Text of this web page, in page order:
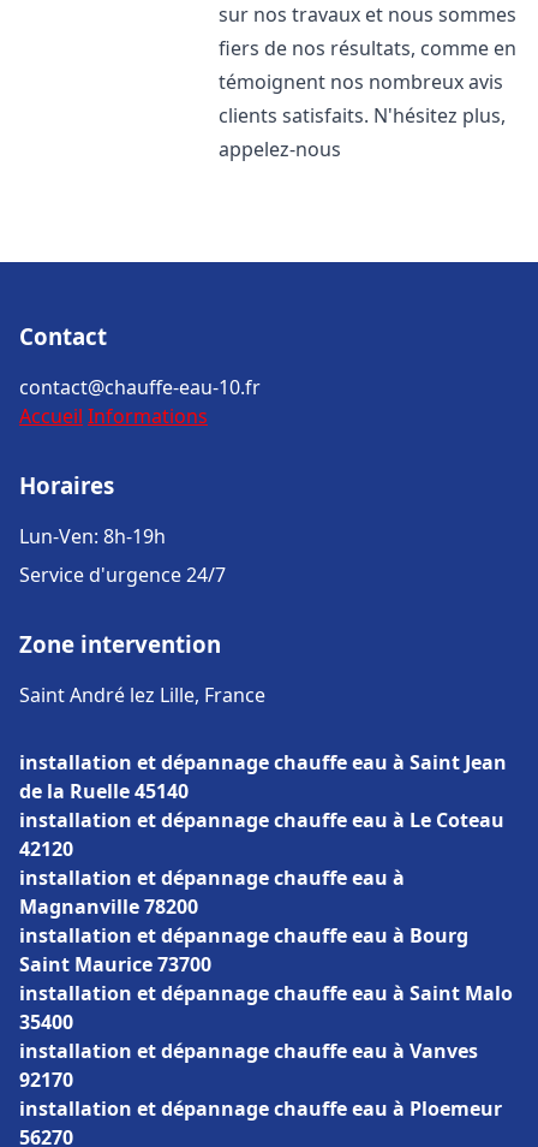
sur nos travaux et nous sommes
fiers de nos résultats, comme en
témoignent nos nombreux avis
clients satisfaits. N'hésitez plus,
appelez-nous
Contact
contact@chauffe-eau-10.fr
Accueil Informations
Horaires
Lun-Ven: 8h-19h
Service d'urgence 24/7
Zone intervention
Saint André lez Lille, France
installation et dépannage chauffe eau à Saint Jean
de la Ruelle 45140
installation et dépannage chauffe eau à Le Coteau
42120
installation et dépannage chauffe eau à
Magnanville 78200
installation et dépannage chauffe eau à Bourg
Saint Maurice 73700
installation et dépannage chauffe eau à Saint Malo
35400
installation et dépannage chauffe eau à Vanves
92170
installation et dépannage chauffe eau à Ploemeur
56270